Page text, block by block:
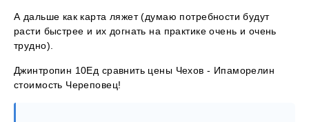
А дальше как карта ляжет (думаю потребности будут
расти быстрее и их догнать на практике очень и очень
трудно).
Джинтропин 10Ед сравнить цены Чехов - Ипаморелин
стоимость Череповец!